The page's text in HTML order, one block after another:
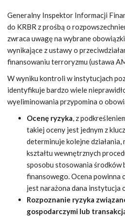
Generalny Inspektor Informacji
do KRBR z prośbą o
zwraca uwagę na wybrane
wynikające z ustawy o
finansowaniu terroryzmu (ustawa
W wyniku kontroli w instytucjach
identyfikuje bardzo wiele
wyeliminowania przypomina o
Ocenę ryzyka, z
takiej oceny jest jednym z
determinuje kolejne działania,
kształtu wewnętrznych
sposobu stosowania środków
finansowego. Ocena powinna
jest narażona dana instytucja
Rozpoznanie ryzyka
gospodarczymi lub